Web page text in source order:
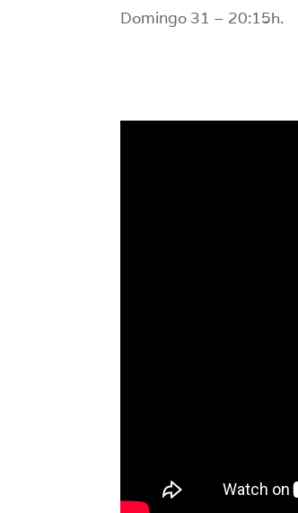
Domingo 31 – 20:15h.